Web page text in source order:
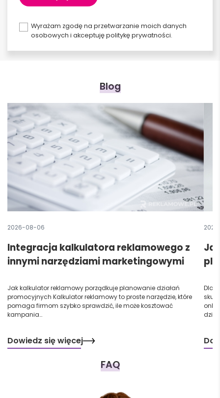
Wyrażam zgodę na przetwarzanie moich danych
osobowych i akceptuję politykę prywatności.
Blog
2026-08-06
Integracja kalkulatora reklamowego z
innymi narzędziami marketingowymi
Jak kalkulator reklamowy porządkuje planowanie działań
promocyjnych Kalkulator reklamowy to proste narzędzie, które
pomaga firmom szybko sprawdzić, ile może kosztować
kampania…
Dowiedz się więcej
FAQ